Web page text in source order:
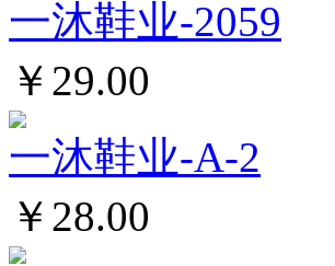
一沐鞋业-2059
￥29.00
一沐鞋业-A-2
￥28.00